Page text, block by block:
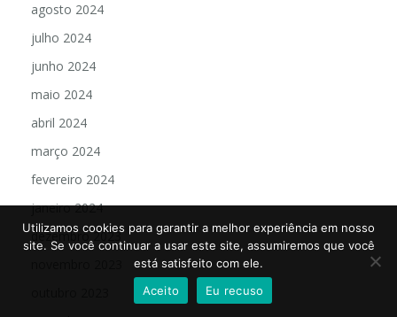
agosto 2024
julho 2024
junho 2024
maio 2024
abril 2024
março 2024
fevereiro 2024
janeiro 2024
dezembro 2023
Utilizamos cookies para garantir a melhor experiência em nosso
site. Se você continuar a usar este site, assumiremos que você
está satisfeito com ele.
Aceito
Eu recuso